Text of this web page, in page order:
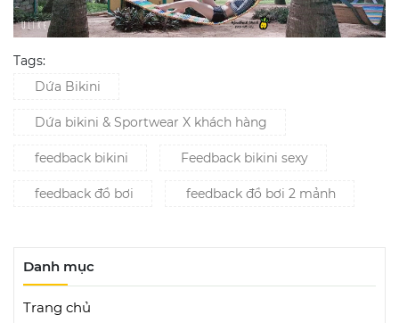
Tags:
Dứa Bikini
Dứa bikini & Sportwear X khách hàng
feedback bikini Feedback bikini sexy
feedback đồ bơi feedback đồ bơi 2 mảnh
Danh mục
Trang chủ